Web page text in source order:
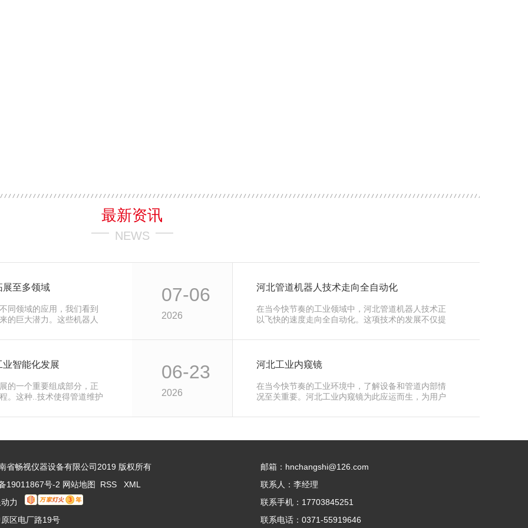
最新资讯
NEWS
展至多领域
同领域的应用，我们看到
的巨大潜力。这些机器人
07-06
2026
河北管道机器人技术走向全自动化
在当今快节奏的工业领域中，河北管道机器人技术正
以飞快的速度走向全自动化。这项技术的发展不仅提
智能化发展
的一个重要组成部分，正
。这种..技术使得管道维护
06-23
2026
河北工业内窥镜
在当今快节奏的工业环境中，了解设备和管道内部情
况至关重要。河北工业内窥镜为此应运而生，为用户
省畅视仪器设备有限公司2019 版权所有
19011867号-2 网站地图 RSS
XML
力
区电厂路19号
邮箱：hnchangshi@126.com
联系人：李经理
联系手机：17703845251
联系电话：0371-55919646